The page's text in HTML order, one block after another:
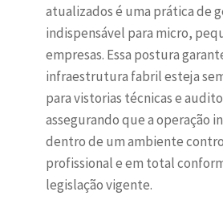
atualizados é uma prática de
indispensável para micro,
empresas. Essa postura
infraestrutura fabril esteja
para vistorias técnicas e
assegurando que a operação
dentro de um ambiente
profissional e em total
legislação vigente.